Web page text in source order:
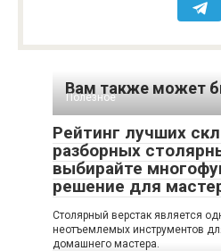
Вам также может
Полезное
Рейтинг лучших
разборных
выбирайте
решение для
Столярный верстак является
неотъемлемых инструментов
домашнего мастера.